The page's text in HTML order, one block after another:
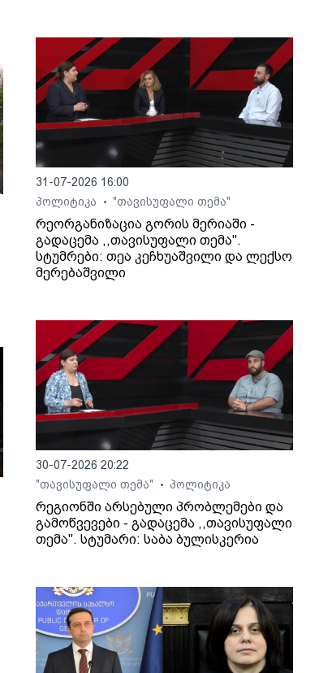
31-07-2026 16:00
პოლიტიკა
• "თავისუფალი თემა"
რეორგანიზაცია გორის მერიაში -
გადაცემა ,,თავისუფალი თემა".
სტუმრები: თეა კეჩხუაშვილი და ლექსო
მერებაშვილი
30-07-2026 20:22
"თავისუფალი თემა"
• პოლიტიკა
რეგიონში არსებული პრობლემები და
გამოწვევები - გადაცემა ,,თავისუფალი
თემა". სტუმარი: საბა ბულისკერია